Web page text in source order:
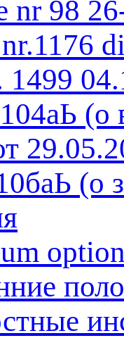
nr 98
1499
(о
(о